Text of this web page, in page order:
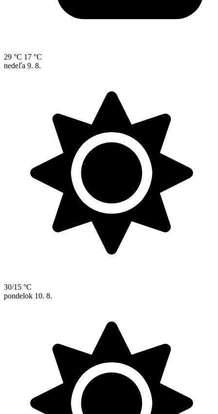
29 °C 17 °C
nedeľa 9. 8.
30/15 °C
pondelok 10. 8.